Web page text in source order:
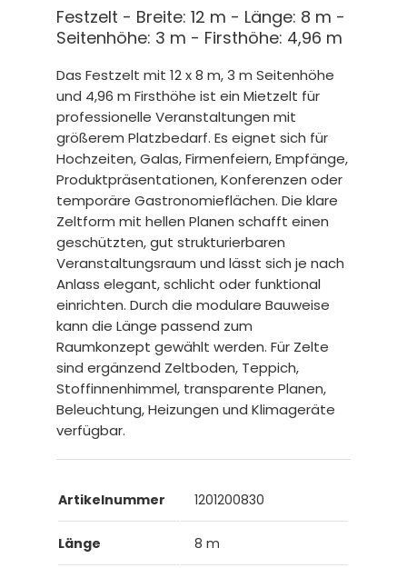
Festzelt - Breite: 12 m - Länge: 8 m -
Seitenhöhe: 3 m - Firsthöhe: 4,96 m
Das Festzelt mit 12 x 8 m, 3 m Seitenhöhe
und 4,96 m Firsthöhe ist ein Mietzelt für
professionelle Veranstaltungen mit
größerem Platzbedarf. Es eignet sich für
Hochzeiten, Galas, Firmenfeiern, Empfänge,
Produktpräsentationen, Konferenzen oder
temporäre Gastronomieflächen. Die klare
Zeltform mit hellen Planen schafft einen
geschützten, gut strukturierbaren
Veranstaltungsraum und lässt sich je nach
Anlass elegant, schlicht oder funktional
einrichten. Durch die modulare Bauweise
kann die Länge passend zum
Raumkonzept gewählt werden. Für Zelte
sind ergänzend Zeltboden, Teppich,
Stoffinnenhimmel, transparente Planen,
Beleuchtung, Heizungen und Klimageräte
verfügbar.
Artikelnummer 1201200830
Länge 8 m